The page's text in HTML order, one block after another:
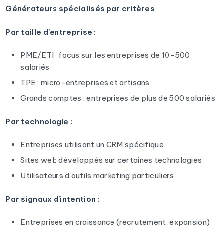
Générateurs spécialisés par critères
Par taille d'entreprise :
PME/ETI : focus sur les entreprises de 10-500
salariés
TPE : micro-entreprises et artisans
Grands comptes : entreprises de plus de 500 salariés
Par technologie :
Entreprises utilisant un CRM spécifique
Sites web développés sur certaines technologies
Utilisateurs d'outils marketing particuliers
Par signaux d'intention :
Entreprises en croissance (recrutement, expansion)